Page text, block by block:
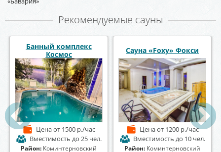
Рекомендуемые сауны
Парная "HOUSE"
Ценаот 2000 р./час
Вместимость до 30 чел.
Район:Советский район
Сауна «Афалина»
Ценаот 1300 р./час
Вместимость до 15 чел.
Район: Ленинский район